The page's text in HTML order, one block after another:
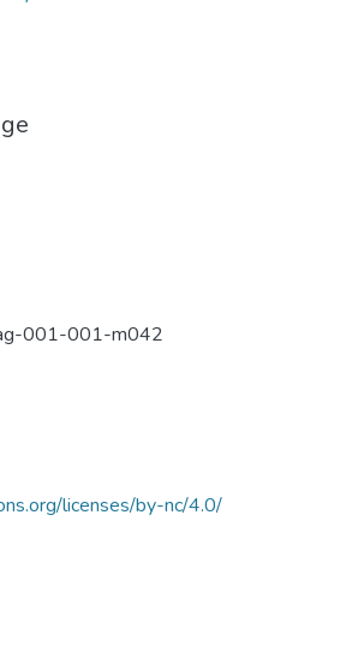
001-001-m042
licenses/by-nc/4.0/